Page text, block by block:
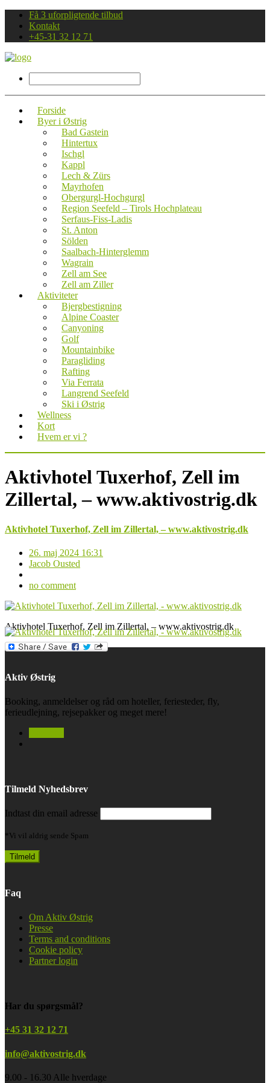
Få 3 uforpligtende tilbud
Kontakt
+45-31 32 12 71
Forside
Byer i Østrig
Bad Gastein
Hintertux
Ischgl
Kappl
Lech & Zürs
Mayrhofen
Obergurgl-Hochgurgl
Region Seefeld – Tirols Hochplateau
Serfaus-Fiss-Ladis
St. Anton
Sölden
Saalbach-Hinterglemm
Wagrain
Zell am See
Zell am Ziller
Aktiviteter
Bjergbestigning
Alpine Coaster
Canyoning
Golf
Mountainbike
Paragliding
Rafting
Via Ferrata
Langrend Seefeld
Ski i Østrig
Wellness
Kort
Hvem er vi ?
Aktivhotel Tuxerhof, Zell im
Zillertal, – www.aktivostrig.dk
Aktivhotel Tuxerhof, Zell im Zillertal, – www.aktivostrig.dk
26. maj 2024 16:31
Jacob Ousted
no comment
Aktivhotel Tuxerhof, Zell im Zillertal, – www.aktivostrig.dk
Aktiv Østrig
Booking, anmeldelser og råd om hoteller, feriesteder, fly,
ferieudlejning, rejsepakker og meget mere!
Tilmeld Nyhedsbrev
Indtast din email adresse
*Vi vil aldrig sende Spam
Faq
Om Aktiv Østrig
Presse
Terms and conditions
Cookie policy
Partner login
Har du spørgsmål?
+45 31 32 12 71
info@aktivostrig.dk
9.00 - 16.30 Alle hverdage